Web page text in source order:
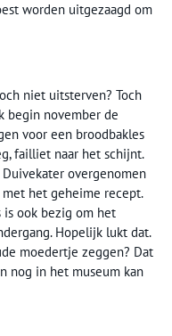
worden uitgezaagd om
niet uitsterven? Toch
begin november de
voor een broodbakles
failliet naar het schijnt.
overgenomen
het geheime recept.
is ook bezig om het
Hopelijk lukt dat.
moedertje zeggen? Dat
nog in het museum kan